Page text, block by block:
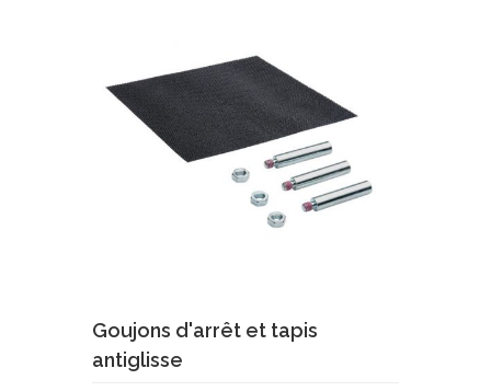
Demande de devis En savoir plus
Goujons d'arrêt et tapis
antiglisse